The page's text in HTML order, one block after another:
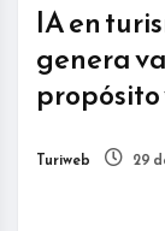
IA en
genera
Turiweb 29